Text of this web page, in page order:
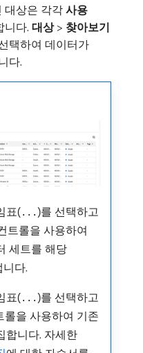
대상은 각각사용
니다. 대상> 찾아보기
택하여 데이터가
다.
표(...)를 선택하고
트롤을 사용하여
세트를 해당
다.
표(...)를 선택하고
롤을 사용하여 기존
합니다. 자세한